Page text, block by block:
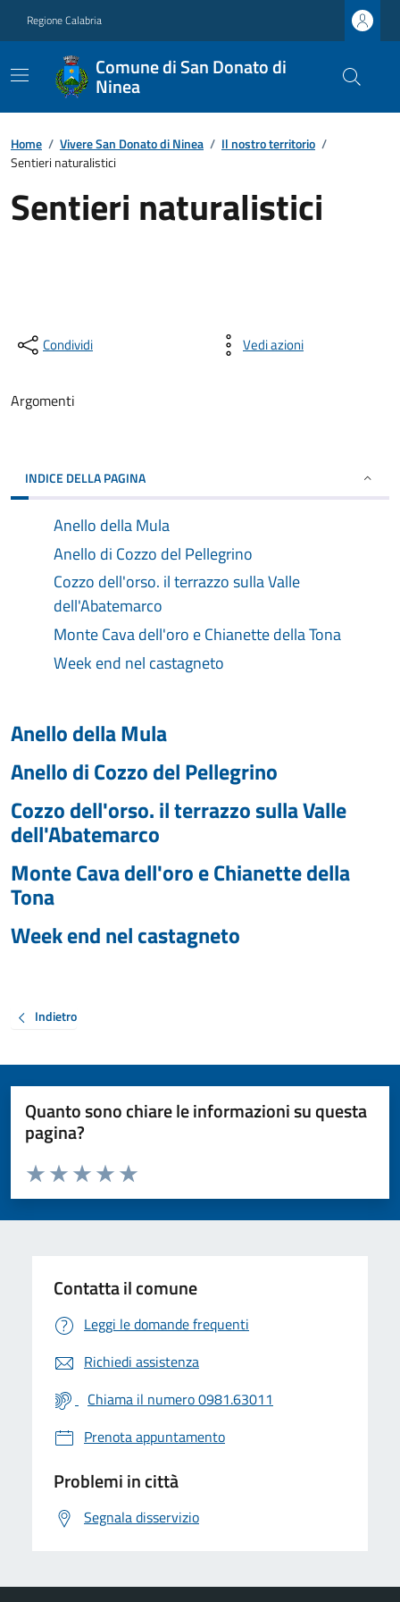
Regione Calabria
Comune di San Donato di
Ninea
Home / Vivere San Donato di Ninea / Il nostro territorio /
Sentieri naturalistici
Sentieri naturalistici
Condividi Vedi azioni
Argomenti
INDICE DELLA PAGINA
Anello della Mula
Anello di Cozzo del Pellegrino
Cozzo dell'orso. il terrazzo sulla Valle
dell'Abatemarco
Monte Cava dell'oro e Chianette della Tona
Week end nel castagneto
Anello della Mula
Anello di Cozzo del Pellegrino
Cozzo dell'orso. il terrazzo sulla Valle
dell'Abatemarco
Monte Cava dell'oro e Chianette della
Tona
Week end nel castagneto
Indietro
Quanto sono chiare le informazioni su questa
pagina?
Valuta da 1 a 5 stelle la pagina
Valuta 5 stelle su 5
Valuta 4 stelle su 5
Valuta 3 stelle su 5
Valuta 2 stelle su 5
Valuta 1 stelle su 5
Contatta il comune
Leggi le domande frequenti
Richiedi assistenza
Chiama il numero 0981.63011
Prenota appuntamento
Problemi in città
Segnala disservizio